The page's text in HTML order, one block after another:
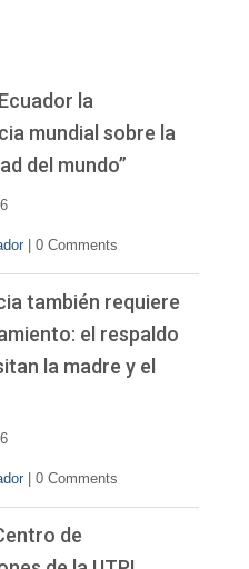
la
mundial sobre la
del mundo”
0 Comments
también requiere
el respaldo
la madre y el
0 Comments
de